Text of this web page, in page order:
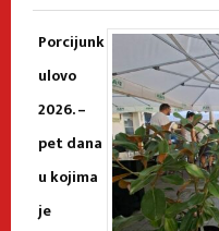
Porcijunk
ulovo
2026. –
pet dana
u kojima
je